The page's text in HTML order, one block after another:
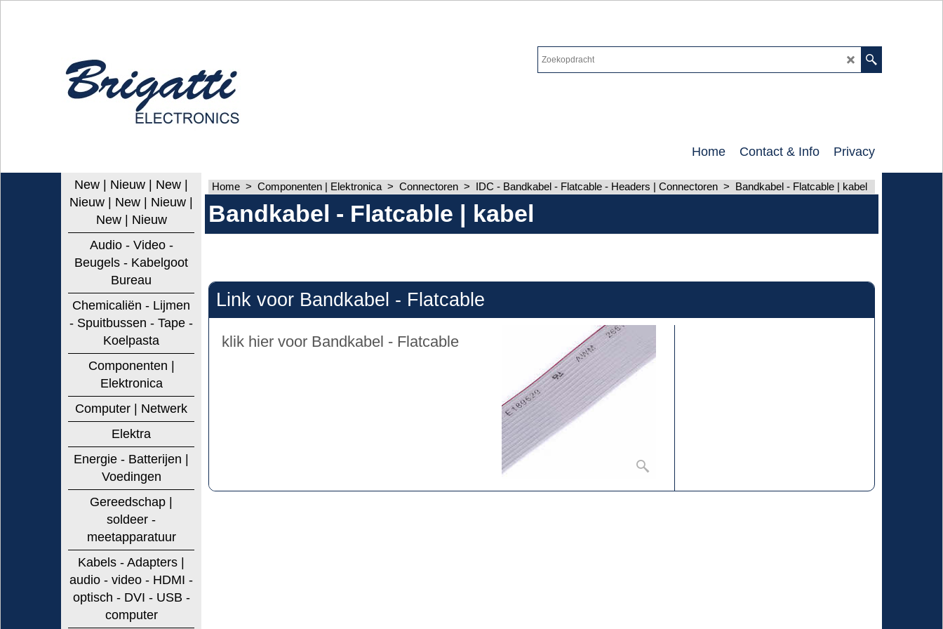
Home Contact & Info Privacy
New | Nieuw | New |
Nieuw | New | Nieuw |
New | Nieuw
Audio - Video -
Beugels - Kabelgoot
Bureau
Chemicaliën - Lijmen
- Spuitbussen - Tape -
Koelpasta
Componenten |
Elektronica
Computer | Netwerk
Elektra
Energie - Batterijen |
Voedingen
Gereedschap |
soldeer -
meetapparatuur
Kabels - Adapters |
audio - video - HDMI -
optisch - DVI - USB -
computer
Home > Componenten | Elektronica > Connectoren > IDC - Bandkabel - Flatcable - Headers | Connectoren > Bandkabel - Flatcable | kabel
Bandkabel - Flatcable | kabel
Link voor Bandkabel - Flatcable
klik hier voor Bandkabel - Flatcable